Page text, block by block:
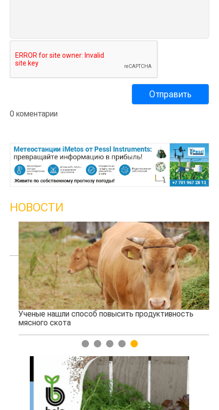
0 коментарии
НОВОСТИ
Ученые нашли способ повысить продуктивность
мясного скота
1 2 3 4 5